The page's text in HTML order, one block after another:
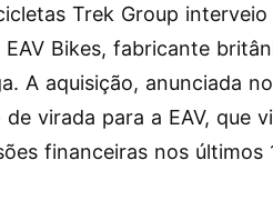
Trek Group
EAV Bikes, fabricante
A aquisição, anunciada
virada para a EAV, que
financeiras nos últimos